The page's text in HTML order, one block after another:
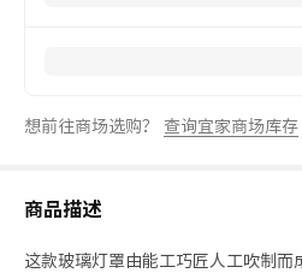
想前往商场选购？ 查询宜家商场库存
商品描述
这款玻璃灯罩由能工巧匠人工吹制而